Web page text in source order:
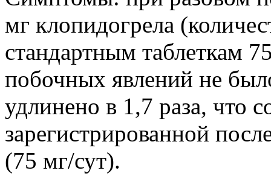
мг клопидогрела
стандартным таблеткам
побочных явлений не
удлинено в 1,7 раза, что
зарегистрированной
(75 мг/сут).